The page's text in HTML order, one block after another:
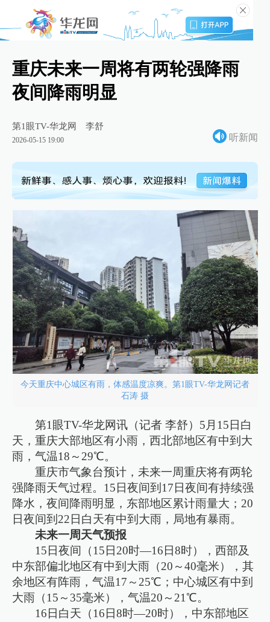
重庆未来一周将有两轮强降雨
夜间降雨明显
第1眼TV-华龙网 李舒
2026-05-15 19:00 听新闻
今天重庆中心城区有雨，体感温度凉爽。第1眼TV-华龙网记者
石涛 摄
第1眼TV-华龙网讯（记者 李舒）5月15日白
天，重庆大部地区有小雨，西北部地区有中到大
雨，气温18～29℃。
重庆市气象台预计，未来一周重庆将有两轮
强降雨天气过程。15日夜间到17日夜间有持续强
降水，夜间降雨明显，东部地区累计雨量大；20
日夜间到22日白天有中到大雨，局地有暴雨。
未来一周天气预报
15日夜间（15日20时—16日8时），西部及
中东部偏北地区有中到大雨（20～40毫米），其
余地区有阵雨，气温17～25℃；中心城区有中到
大雨（15～35毫米），气温20～21℃。
16日白天（16日8时—20时），中东部地区